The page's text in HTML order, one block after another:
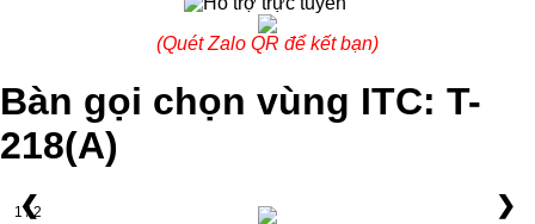
(Quét Zalo QR để kết bạn)
Bàn gọi chọn vùng ITC: T-
218(A)
1 / 2
❮ ❯